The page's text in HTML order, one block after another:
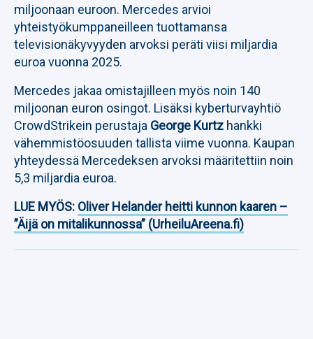
miljoonaan euroon. Mercedes arvioi
yhteistyökumppaneilleen tuottamansa
televisionäkyvyyden arvoksi peräti viisi miljardia
euroa vuonna 2025.
Mercedes jakaa omistajilleen myös noin 140
miljoonan euron osingot. Lisäksi kyberturvayhtiö
CrowdStrikein perustaja George Kurtz hankki
vähemmistöosuuden tallista viime vuonna. Kaupan
yhteydessä Mercedeksen arvoksi määritettiin noin
5,3 miljardia euroa.
LUE MYÖS: Oliver Helander heitti kunnon kaaren –
”Äijä on mitalikunnossa” (UrheiluAreena.fi)